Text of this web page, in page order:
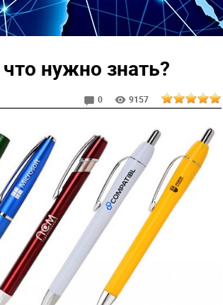
нужно знать?
0 9157